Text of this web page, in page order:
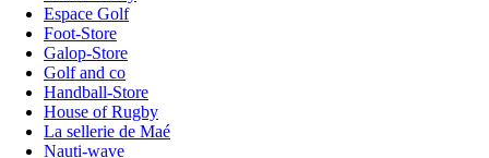
Espace Golf
Foot-Store
Galop-Store
Golf and co
Handball-Store
House of Rugby
La sellerie de Maé
Nauti-wave